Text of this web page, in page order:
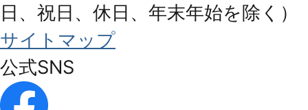
日、祝日、休日、年末年始を除く）
サイトマップ
公式SNS